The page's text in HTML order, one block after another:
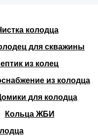
колодца
для скважины
из колец
из колодца
для колодца
Кольца ЖБИ